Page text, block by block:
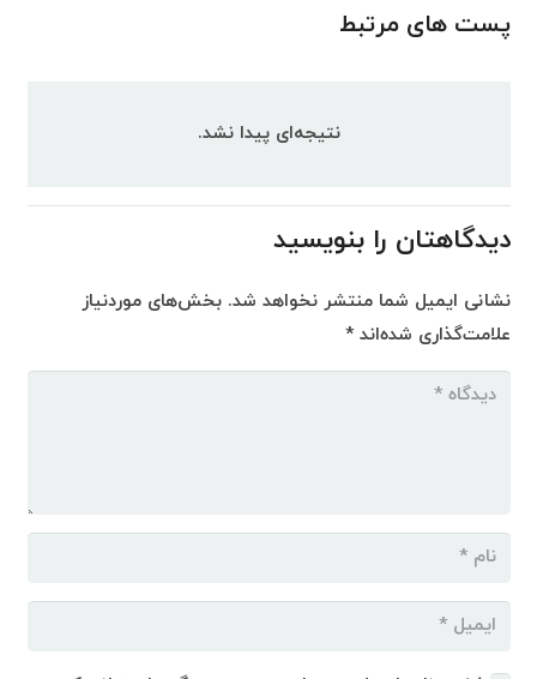
پست های مرتبط
نتیجه‌ای پیدا نشد.
دیدگاهتان را بنویسید
نشانی ایمیل شما منتشر نخواهد شد. بخش‌های موردنیاز
علامت‌گذاری شده‌اند*